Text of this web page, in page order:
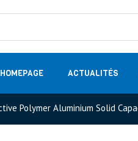
HOMEPAGE ACTUALITÉS
Measurement
Polymer Aluminium Solid